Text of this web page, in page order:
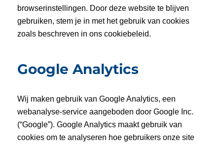
browserinstellingen. Door deze website te blijven
gebruiken, stem je in met het gebruik van cookies
zoals beschreven in ons cookiebeleid.
Google Analytics
Wij maken gebruik van Google Analytics, een
webanalyse-service aangeboden door Google Inc.
(“Google”). Google Analytics maakt gebruik van
cookies om te analyseren hoe gebruikers onze site